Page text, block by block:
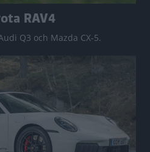
RAV4
Q3 och Mazda CX-5.